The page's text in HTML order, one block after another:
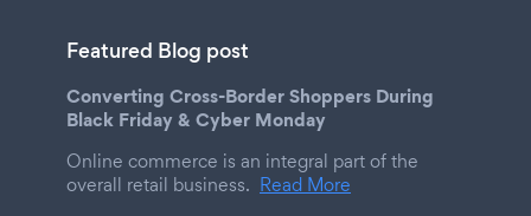
Featured Blog post
Converting Cross-Border Shoppers During
Black Friday & Cyber Monday
Online commerce is an integral part of the
overall retail business. Read More